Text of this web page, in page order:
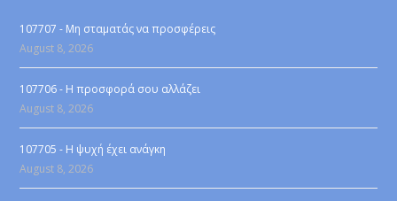
107707 - Μη σταματάς να προσφέρεις
August 8, 2026
107706 - Η προσφορά σου αλλάζει
August 8, 2026
107705 - Η ψυχή έχει ανάγκη
August 8, 2026